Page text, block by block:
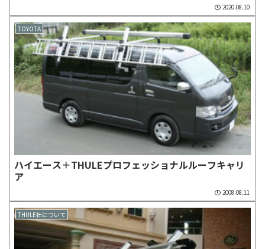
2020.08.10
TOYOTA
ハイエース＋THULEプロフェッショナルルーフキャリ
ア
2008.08.11
THULE社について